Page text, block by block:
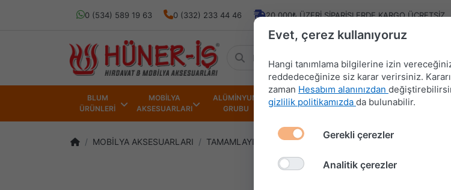
0 (534) 589 19 63 0 (332) 233 44 46 20.000₺ ÜZERI SIPARIŞLERDE KARGO ÜCRETSIZ
BLUM
ÜRÜNLERİ
MOBİLYA
AKSESUARLARI
ALÜMİNYUM
GRUBU
HIRDAVAT
MALZEMELERİ
MUTFAK
AKSESUARLARI
MOBİLYA AKSESUARLARI TAMAMLAYICI ÜRÜNLER PRT MİNİ ÇIRAK (SL0595)
Evet, çerez kullanıyoruz
Hangi tanımlama bilgilerine izin
reddedeceğinize siz karar verirsiniz.
zaman Hesabım alanınızdan
gizlilik politikamızda da bulunabilir.
Gerekli çerezler
Analitik çerezler